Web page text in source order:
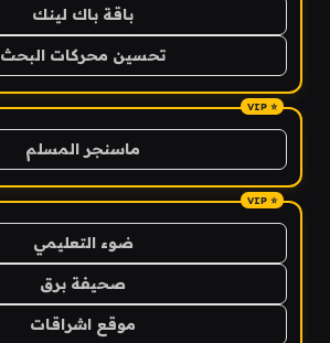
باقة باك لينك
تحسين محركات البحث
ماسنجر المسلم
ضوء التعليمي
صحيفة برق
موقع اشراقات